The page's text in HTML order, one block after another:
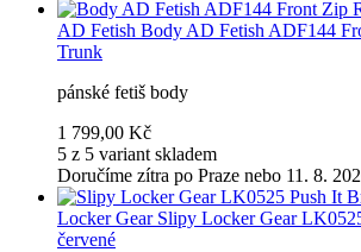
AD Fetish Body AD Fetish ADF144
Trunk
pánské fetiš body
1 799,00 Kč
5 z 5 variant skladem
Doručíme zítra po Praze nebo 11. 8.
Locker Gear Slipy Locker Gear
červené